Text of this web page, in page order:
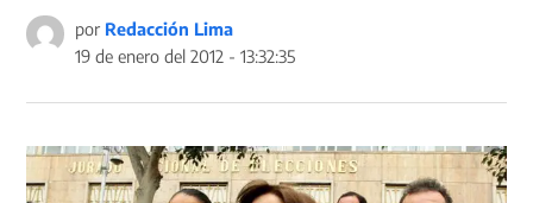
por Redacción Lima
19 de enero del 2012 - 13:32:35